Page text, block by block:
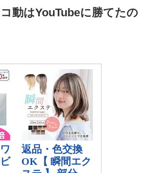
動はYouTubeに勝てたの